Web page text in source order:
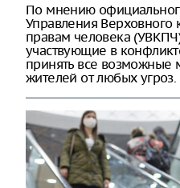
По мнению
Управления
правам человека
участвующие в
принять все
жителей от любых угроз.